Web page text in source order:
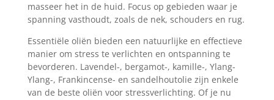
masseer het in de huid. Focus op gebieden waar je
spanning vasthoudt, zoals de nek, schouders en rug.
Essentiële oliën bieden een natuurlijke en effectieve
manier om stress te verlichten en ontspanning te
bevorderen. Lavendel-, bergamot-, kamille-, Ylang-
Ylang-, Frankincense- en sandelhoutolie zijn enkele
van de beste oliën voor stressverlichting. Of je nu